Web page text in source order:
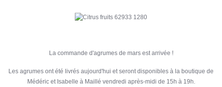
La commande d'agrumes de mars est arrivée !
Les agrumes ont été livrés aujourd'hui et seront disponibles à la boutique de
Médéric et Isabelle à Maillé vendredi après-midi de 15h à 19h.